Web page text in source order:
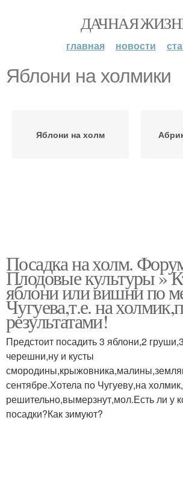
ДАЧНАЯ
главная новости
Яблони на холмики
Яблони на холм
Посадка на холм.
Плодовые культуры »
яблони или вишни по
Чугуева,т.е. на
результатами!
Предстоит посадить 3 яблони,2
черешни,ну и кусты
сентябре.Хотела по Чугуеву,на
решительно,вымерзнут,мол.Есть ли у
посадки?Как зимуют?